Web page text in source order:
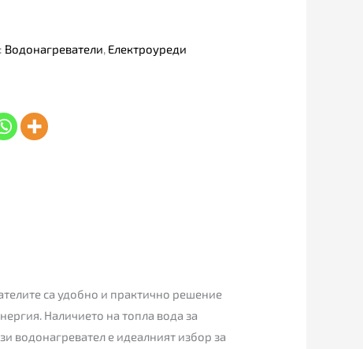
Водонагреватели Електроуреди
са удобно и практично решение
Наличието на топла вода за
водонагревател е идеалният избор за